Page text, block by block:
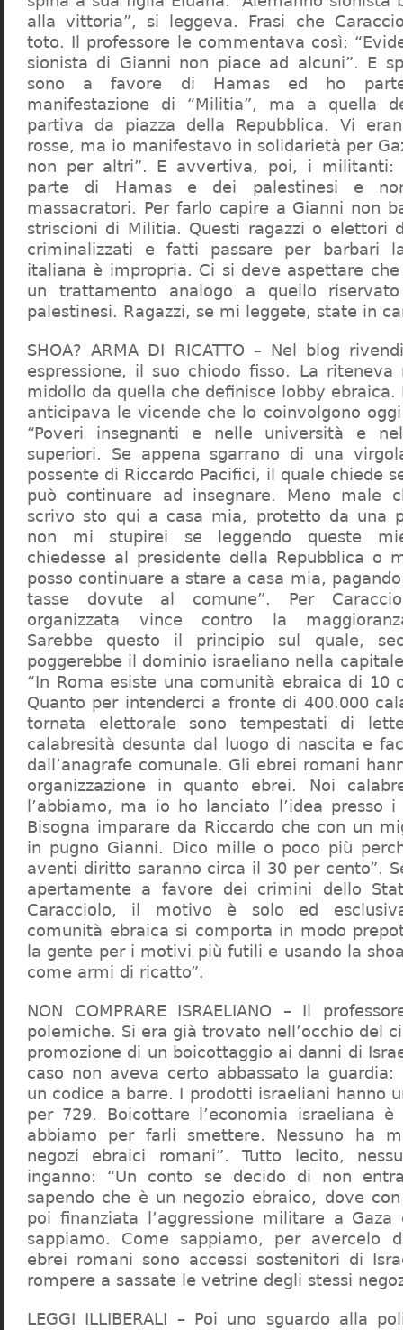
alla vittoria”, si leggeva. Frasi che
toto. Il professore le commentava così:
sionista di Gianni non piace ad alcuni”. E
sono a favore di Hamas ed ho
manifestazione di “Militia”, ma a quella
partiva da piazza della Repubblica. Vi
rosse, ma io manifestavo in solidarietà per
non per altri”. E avvertiva, poi, i militanti:
parte di Hamas e dei palestinesi e
massacratori. Per farlo capire a Gianni non
striscioni di Militia. Questi ragazzi o elettori
criminalizzati e fatti passare per barbari
italiana è impropria. Ci si deve aspettare
un trattamento analogo a quello
palestinesi. Ragazzi, se mi leggete, state in
SHOA? ARMA DI RICATTO – Nel blog
espressione, il suo chiodo fisso. La
midollo da quella che definisce lobby ebraica.
anticipava le vicende che lo coinvolgono
“Poveri insegnanti e nelle università e
superiori. Se appena sgarrano di una
possente di Riccardo Pacifici, il quale chiede
può continuare ad insegnare. Meno male
scrivo sto qui a casa mia, protetto da una
non mi stupirei se leggendo queste
chiedesse al presidente della Repubblica o
posso continuare a stare a casa mia,
tasse dovute al comune”. Per
organizzata vince contro la
Sarebbe questo il principio sul quale,
poggerebbe il dominio israeliano nella
“In Roma esiste una comunità ebraica di 10
Quanto per intenderci a fronte di 400.000
tornata elettorale sono tempestati di
calabresità desunta dal luogo di nascita e
dall’anagrafe comunale. Gli ebrei romani
organizzazione in quanto ebrei. Noi
l’abbiamo, ma io ho lanciato l’idea presso
Bisogna imparare da Riccardo che con un
in pugno Gianni. Dico mille o poco più
aventi diritto saranno circa il 30 per cento”.
apertamente a favore dei crimini dello
Caracciolo, il motivo è solo ed
comunità ebraica si comporta in modo
la gente per i motivi più futili e usando la
come armi di ricatto”.
NON COMPRARE ISRAELIANO – Il
polemiche. Si era già trovato nell’occhio del
promozione di un boicottaggio ai danni di
caso non aveva certo abbassato la guardia:
un codice a barre. I prodotti israeliani hanno
per 729. Boicottare l’economia israeliana è
abbiamo per farli smettere. Nessuno ha
negozi ebraici romani”. Tutto lecito,
inganno: “Un conto se decido di non
sapendo che è un negozio ebraico, dove
poi finanziata l’aggressione militare a
sappiamo. Come sappiamo, per avercelo
ebrei romani sono accessi sostenitori di
rompere a sassate le vetrine degli stessi
LEGGI ILLIBERALI – Poi uno sguardo alla